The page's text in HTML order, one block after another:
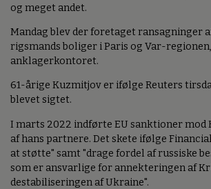
og meget andet.
Mandag blev der foretaget ransagninger
rigsmands boliger i Paris og Var-
anklagerkontoret.
61-årige Kuzmitjov er ifølge Reuters
blevet sigtet.
I marts 2022 indførte EU sanktioner mod
af hans partnere. Det skete ifølge
at støtte" samt "drage fordel af russiske
som er ansvarlige for annekteringen af
destabiliseringen af Ukraine".